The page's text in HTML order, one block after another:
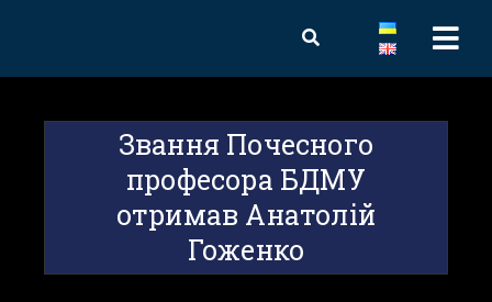
Звання Почесного
професора БДМУ
отримав Анатолій
Гоженко